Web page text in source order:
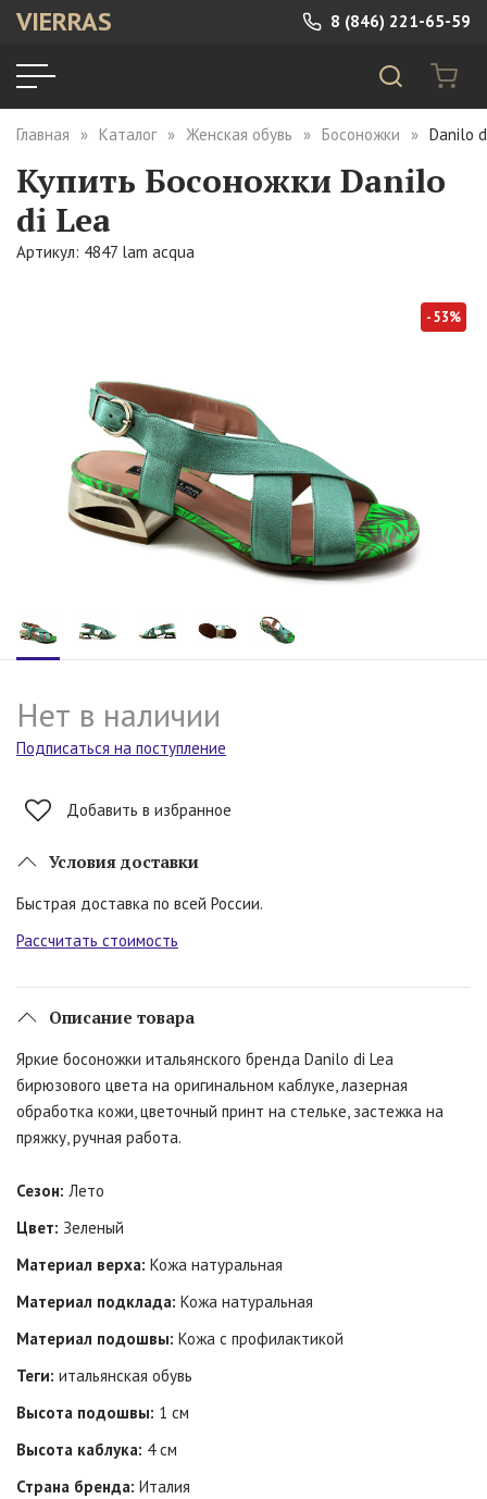
VIERRAS 8 (846) 221-65-59
Главная Каталог Женская обувь Босоножки Danilo
Купить Босоножки Danilo
di Lea
Артикул: 4847 lam acqua
- 53%
Нет в наличии
Подписаться на поступление
Добавить в избранное
Условия доставки
Быстрая доставка по всей России.
Рассчитать стоимость
Описание товара
Яркие босоножки итальянского бренда Danilo di Lea
бирюзового цвета на оригинальном каблуке, лазерная
обработка кожи, цветочный принт на стельке, застежка на
пряжку, ручная работа.
Сезон: Лето
Цвет: Зеленый
Материал верха: Кожа натуральная
Материал подклада: Кожа натуральная
Материал подошвы: Кожа с профилактикой
Теги: итальянская обувь
Высота подошвы: 1 см
Высота каблука: 4 см
Страна бренда: Италия